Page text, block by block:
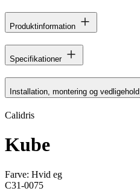
Produktinformation
Specifikationer
Installation, montering og vedligehold
Calidris
Kube
Farve: Hvid eg
C31-0075